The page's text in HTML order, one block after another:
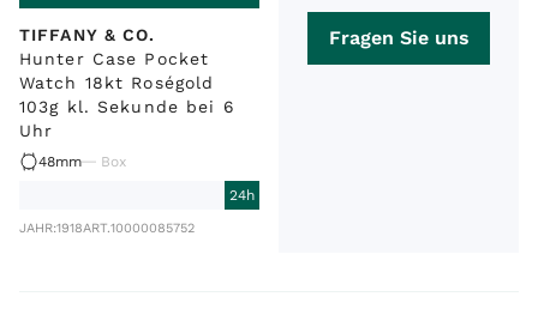
TIFFANY & CO.
Hunter Case Pocket
Watch 18kt Roségold
103g kl. Sekunde bei 6
Uhr
48mm
Box
24h
JAHR:1918ART.10000085752
Fragen Sie uns